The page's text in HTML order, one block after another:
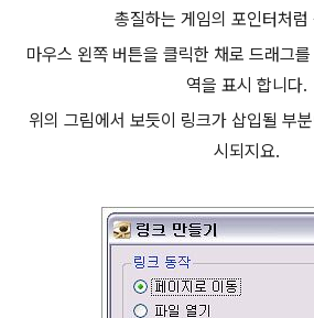
총질하는 게임의 포인터처럼
마우스 왼쪽 버튼을 클릭한 채로 드래그
역을 표시 합니다.
위의 그림에서 보듯이 링크가 삽입될 부
시되지요.